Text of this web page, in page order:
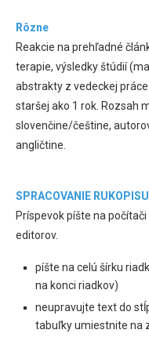
Rôzne
Reakcie na prehľadné
terapie, výsledky štúdií
abstrakty z vedeckej
staršej ako 1 rok. Rozsah
slovenčine/češtine,
angličtine.
SPRACOVANIE RUKOPISU
Príspevok píšte na
editorov.
píšte na celú šírku
na konci riadkov)
neupravujte text do
tabuľky umiestnite na